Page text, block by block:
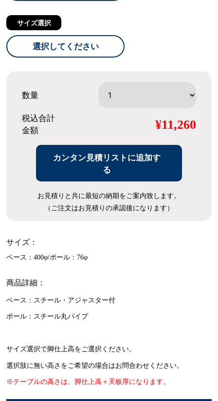
サイズ選択
選択してください
数量
税込合計
金額
¥11,260
カンタン見積リストに追加す
る
お見積りと共に最短の納期をご案内致します。
（ご注文はお見積りの承認後になります）
サイズ：
ベース：400φ/ポール：76φ
商品詳細：
ベース：スチール・アジャスター付
ポール：スチール丸パイプ
サイズ選択で脚仕上高をご選択ください。
選択肢に無い高さをご希望の場合はお問合わせください。
※テーブルの高さは、脚仕上高＋天板厚になります。